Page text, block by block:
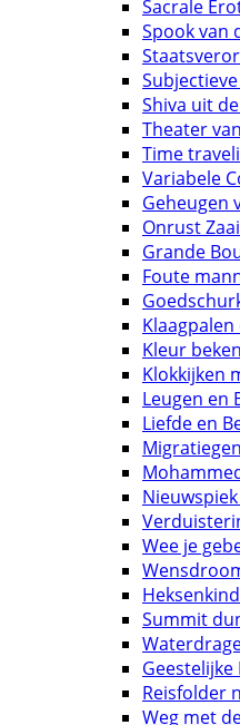
Sacrale
Spook van
Shiva uit
Theater
Time
Variabele
Geheugen
Onrust
Grande
Foute
Kleur
Klokkijken
Leugen en
Liefde en
Migratiegen
Wee je
Summit
Reisfolder
Weg met